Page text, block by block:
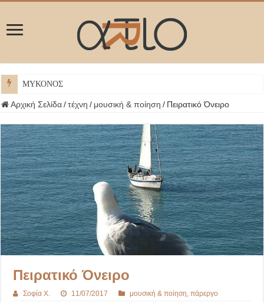
ΜΥΚΟΝΟΣ
Αρχική Σελίδα / τέχνη / μουσική & ποίηση / Πειρατικό Όνειρο
Πειρατικό Όνειρο
Σοφία Χ. 11/07/2017 μουσική & ποίηση,πάρεργο